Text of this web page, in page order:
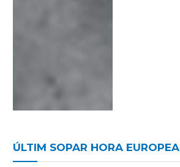
ÚLTIM SOPAR HORA EUROPEA